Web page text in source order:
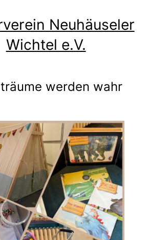
Neuhäuseler
Wichtel e.V.
werden wahr